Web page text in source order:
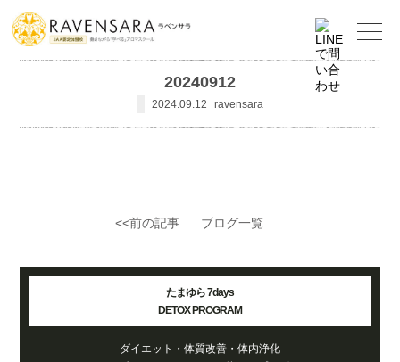
20240912
2024.09.12 ravensara
<<前の記事 ブログ一覧
たまゆら 7days
DETOX PROGRAM
ダイエット・体質改善・体内浄化